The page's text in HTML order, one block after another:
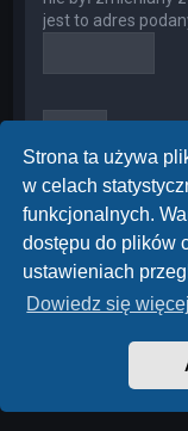
Strona ta używa
w celach
funkcjonalnych.
dostępu do plików
ustawieniach
Dowiedz się więcej
jest to adres
Strona główna
Powered byphpBB™•